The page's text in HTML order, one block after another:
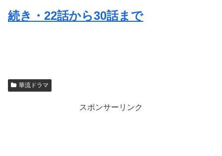
続き・22話から30話まで
華流ドラマ
スポンサーリンク